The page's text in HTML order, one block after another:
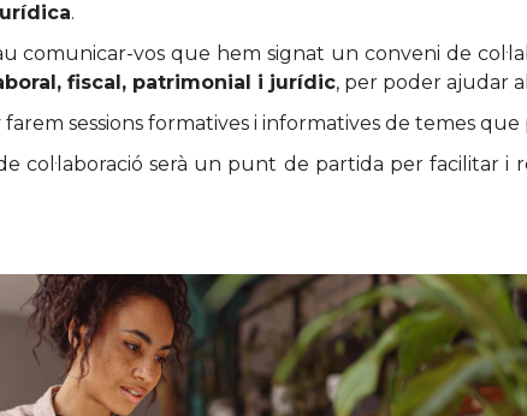
.
comunicar-vos que hem signat un conveni de
fiscal, patrimonial i jurídic, per poder ajudar
sessions formatives i informatives de temes
col·laboració serà un punt de partida per facilitar i